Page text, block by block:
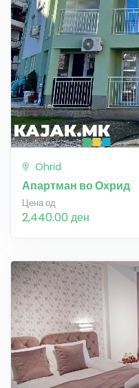
Ohrid
Апартман во Охрид
Цена од
2,440.00 ден